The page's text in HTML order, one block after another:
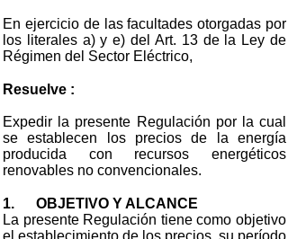
En ejercicio de las facultades otorgadas por
los literales a) y e) del Art. 13 de la Ley de
Régimen del Sector Eléctrico,
Resuelve :
Expedir la presente Regulación por la cual
se establecen los precios de la energía
producida con recursos energéticos
renovables no convencionales.
1. OBJETIVO Y ALCANCE
La presente Regulación tiene como objetivo
el establecimiento de los precios, su período